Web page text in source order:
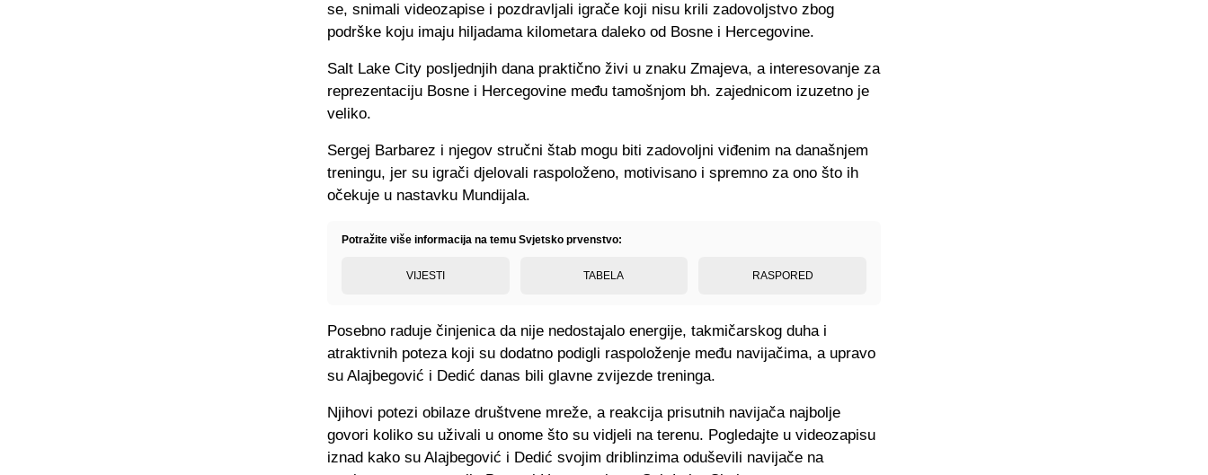
se, snimali videozapise i pozdravljali igrače koji nisu krili zadovoljstvo zbog
podrške koju imaju hiljadama kilometara daleko od Bosne i Hercegovine.
Salt Lake City posljednjih dana praktično živi u znaku Zmajeva, a interesovanje za
reprezentaciju Bosne i Hercegovine među tamošnjom bh. zajednicom izuzetno je
veliko.
Sergej Barbarez i njegov stručni štab mogu biti zadovoljni viđenim na današnjem
treningu, jer su igrači djelovali raspoloženo, motivisano i spremno za ono što ih
očekuje u nastavku Mundijala.
Potražite više informacija na temu Svjetsko prvenstvo:
VIJESTI TABELA RASPORED
Posebno raduje činjenica da nije nedostajalo energije, takmičarskog duha i
atraktivnih poteza koji su dodatno podigli raspoloženje među navijačima, a upravo
su Alajbegović i Dedić danas bili glavne zvijezde treninga.
Njihovi potezi obilaze društvene mreže, a reakcija prisutnih navijača najbolje
govori koliko su uživali u onome što su vidjeli na terenu. Pogledajte u videozapisu
iznad kako su Alajbegović i Dedić svojim driblinzima oduševili navijače na